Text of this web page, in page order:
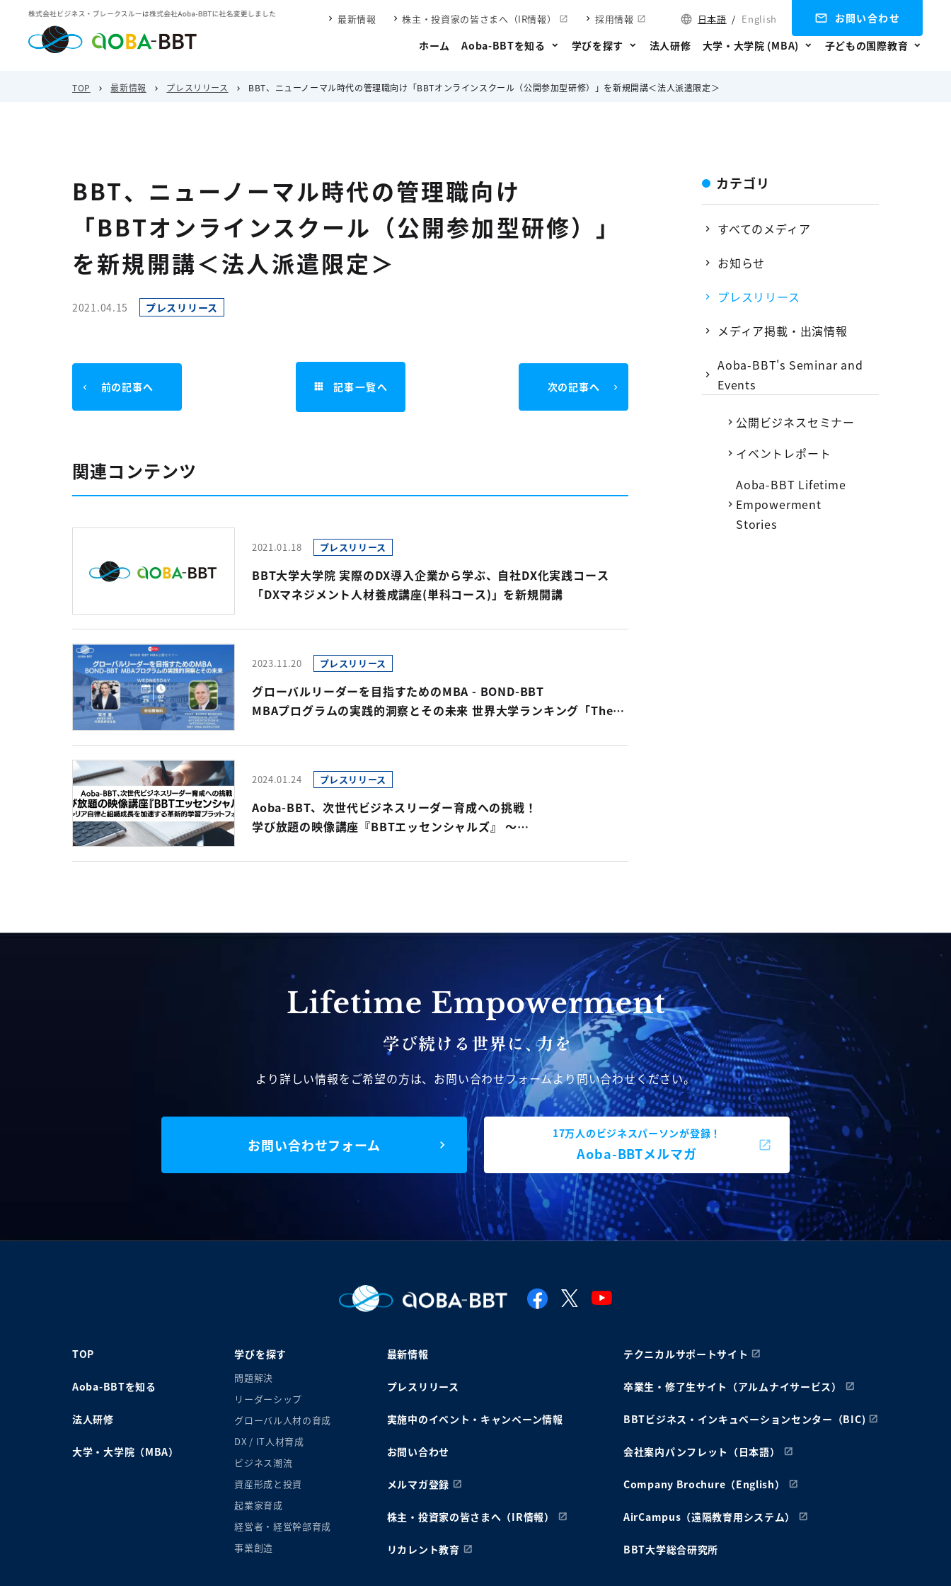
最新情報 株主・投資家の皆さまへ（IR情報） 採用情報 日本語 / English
ホーム Aoba-BBTを知る 学びを探す 法人研修 大学・大学院 (MBA) 子どもの国際教育
お問い合わせ
TOP 最新情報 プレスリリース BBT、ニューノーマル時代の管理職向け「BBTオンラインスクール（公開参加型研修）」を新規開講＜法人派遣限定＞
BBT、ニューノーマル時代の管理職向け
「BBTオンラインスクール（公開参加型研修）」
を新規開講＜法人派遣限定＞
2021.04.15 プレスリリース
前の記事へ 記事一覧へ 次の記事へ
関連コンテンツ
2021.01.18 プレスリリース
BBT大学大学院 実際のDX導入企業から学ぶ、自社DX化実践コース
「DXマネジメント人材養成講座(単科コース)」を新規開講
2023.11.20 プレスリリース
グローバルリーダーを目指すためのMBA - BOND-BBT
MBAプログラムの実践的洞察とその未来 世界大学ランキング「The
MBAプログラム現地ディレクター、Barry Burgan氏が登壇
2024.01.24 プレスリリース
Aoba-BBT、次世代ビジネスリーダー育成への挑戦！
学び放題の映像講座『BBTエッセンシャルズ』 ～
カテゴリ
すべてのメディア
お知らせ
プレスリリース
メディア掲載・出演情報
Aoba-BBT's Seminar and
Events
公開ビジネスセミナー
イベントレポート
Aoba-BBT Lifetime
Empowerment
Stories
より詳しい情報をご希望の方は、 お問い合わせフォームより問い合わせください。
お問い合わせフォーム
17万人のビジネスパーソンが登録！
Aoba-BBTメルマガ
TOP
Aoba-BBTを知る
法人研修
大学・大学院（MBA）
学びを探す
問題解決
リーダーシップ
グローバル人材の育成
DX / IT人材育成
ビジネス潮流
資産形成と投資
起業家育成
経営者・経営幹部育成
事業創造
最新情報
プレスリリース
実施中のイベント・キャンペーン情報
お問い合わせ
メルマガ登録
株主・投資家の皆さまへ（IR情報）
リカレント教育
テクニカルサポートサイト
卒業生・修了生サイト（アルムナイサービス）
BBTビジネス・インキュベーションセンター（BIC)
会社案内パンフレット（日本語）
Company Brochure（English）
AirCampus（遠隔教育用システム）
BBT大学総合研究所